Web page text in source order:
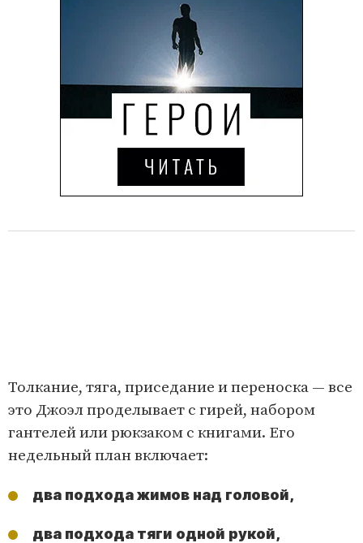
Толкание, тяга, приседание и переноска — все
это Джоэл проделывает с гирей, набором
гантелей или рюкзаком с книгами. Его
недельный план включает:
два подхода жимов над головой,
два подхода тяги одной рукой,